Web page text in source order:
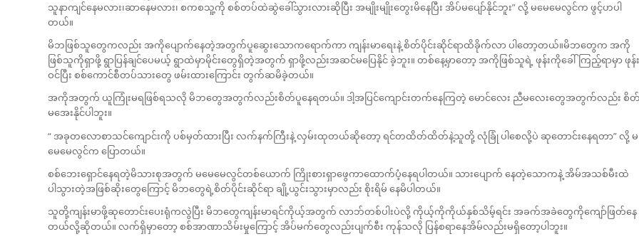
သူနာကျင်နေမလား၊ဆာနေမလား၊ စကစသူ့ကို စစ်တပ်ထဲဆွဲခေါ်သွားလားဆိုပြီး အမျိုးမျိုးတွေးမိနေပြီး အိပ်မပျော်နိုင်ဘူး” လို့ မမေမေလွင်က ဖွင့်ဟပါ
တယ်။
မိဘဖြစ်သူတွေကလည်း အကိုပျောက်နေတဲ့အတွက်ပူဆွေးသောကရောက်ကာ ကျန်းမာရေးနဲ့ စိတ်ပိုင်းဆိုင်ရာထိခိုက်လာ ပါတော့တယ်။မိဘတွေက အကို
ဖြစ်သူကိုရှာဖို့ ရွာပြန်ချင်ပေမယ့် ရွာထဲမှာမိုင်းတွေရှိတဲ့အတွက် ရှာဖို့လည်းအဆင်မပြေနိုင် ခဲ့ဘူး။ တစ်နေ့မှာတော့ အကိုဖြစ်သူရဲ့ ဖုန်းကိုခေါ်ကြည့်ရာမှာ ဖုန်း
ဝင်ပြီး စစ်ကောင်စီတပ်သားတွေ ဖမ်းထားကြောင်း တွက်ဆမိခဲ့တယ်။
အကိုအတွက် ယူကြုံးမရဖြစ်ရသလို မိဘတွေအတွက်လည်းစိတ်ပူနေရတယ်။ ဒါ့အပြင်ကျောင်းတက်နေကြတဲ့ မောင်လေး ညီမလေးတွေအတွက်လည်း စိ
မအေးနိုင်ပါဘူး။
“ အခုတလောစာသင်ကျောင်းကို ပစ်မှတ်ထားပြီး လက်နက်ကြီးနဲ့ လှမ်းထုတယ်ဆိုတော့ ရင်တထိတ်ထိတ်နဲ့သူတို့ လုံခြုံ ပါစေလို့ပဲ ဆုတောင်းနေရတာ” လို့ မ
မေမေလွင်က ပြောတယ်။
စစ်ဘေးရှောင်နေရတဲ့မိသားစုအတွက် မမေမေလွင်တစ်ယောက် ကြိုးစားရှာဖွေကာထောက်ပံ့နေရပါတယ်။ သားပျောက် နေတဲ့သောကနဲ့ အိမ်အသစ်မီးထဲ
ပါသွားတဲ့အဖြစ်ဆိုးတွေကြောင့် မိဘတွေရဲ့စိတ်ပိုင်းဆိုင်ရာ ချို့ယွင်းသွားမှာလည်း စိုးရိမ် နေမိပါတယ်။
သူတို့ကျန်းမာဖို့ဆုတောင်းပေးရုံကလွဲပြီး မိဘတွေကျန်းမာရင်ကိုယ့်အတွက် လာဘ်တစ်ပါးပဲလို့ ကိုယ့်ကိုကိုယ်နှစ်သိမ့်ရင်း အခက်အခဲတွေကိုကျော်ဖြတ်နေ
တယ်လို့ဆိုတယ်။ လက်ရှိမှာတော့ စစ်အာဏာသိမ်းမှုကြောင့် အိပ်မက်တွေလည်းပျက်စီး ကုန်သလို ပြန်စရာနေအိမ်လည်းမရှိတော့ပါဘူး။